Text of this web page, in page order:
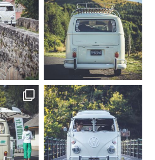
3
Sep 12
216
3
becombi